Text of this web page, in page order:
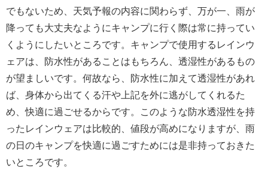
でもないため、天気予報の内容に関わらず、万が一、雨が
降っても大丈夫なようにキャンプに行く際は常に持ってい
くようにしたいところです。キャンプで使用するレインウ
ェアは、防水性があることはもちろん、透湿性があるもの
が望ましいです。何故なら、防水性に加えて透湿性があれ
ば、身体から出てくる汗や上記を外に逃がしてくれるた
め、快適に過ごせるからです。このような防水透湿性を持
ったレインウェアは比較的、値段が高めになりますが、雨
の日のキャンプを快適に過ごすためには是非持っておきた
いところです。